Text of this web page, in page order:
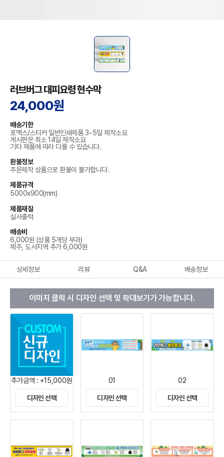
러브버그 대피요령 현수막
24,000원
배송기한
포맥스/스티커 일반인쇄제품 3~5일 제작소요
게시판은 최소 14일 제작소요
기타 제품에 따라 다를 수 있습니다.
환불정보
주문제작 상품으로 환불이 불가합니다.
제품규격
5000x900(mm)
제품재질
실사출력
배송비
6,000원 (상품 5개당 부과)
제주, 도서지역 추가 6,000원
상세정보 리뷰 Q&A 배송정보
이미지 클릭 시 디자인 선택 및 확대보기가 가능합니다.
추가금액 : +15,000원
디자인 선택
01
디자인 선택
02
디자인 선택